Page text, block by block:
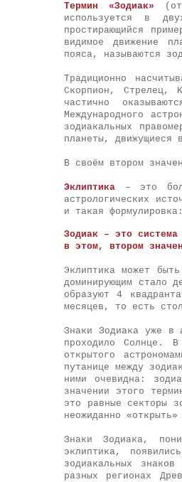
Термин «Зодиак» (от
используется в
простирающийся
видимое движение
пояса, называются
Традиционно
Скорпион, Стрелец,
частично
Международного
зодиакальных
планеты, движущиеся
В своём втором
Эклиптика – это
астрологических
и такая формулировка:
Зодиак – это система
в этом, втором
Эклиптика может
доминирующим стало
образуют 4
месяцев, то есть
Знаки Зодиака уже в
проходило Солнце.
открытого
путанице между
ними очевидна:
значении этого
это равные секторы
неожиданно
Знаки Зодиака,
эклиптика,
зодиакальных
разных регионах